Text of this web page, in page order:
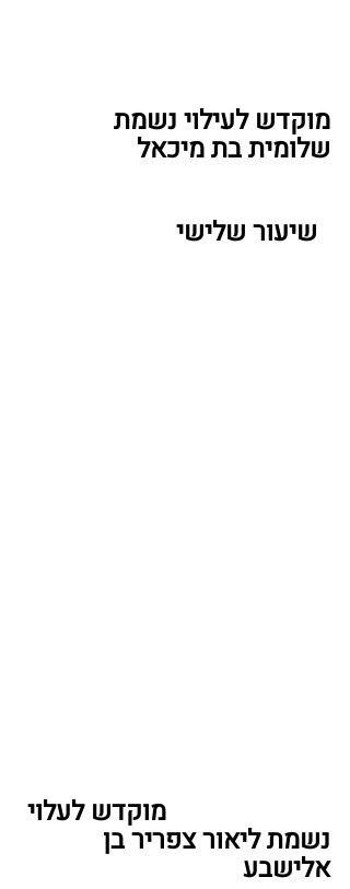
מוקדש לעילוי נשמת
שלומית בת מיכאל
                         מוקדש לעלוי
נשמת ליאור צפריר בן
אלישבע